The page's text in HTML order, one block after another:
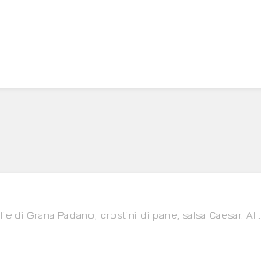
di Grana Padano, crostini di pane, salsa Caesar. All.